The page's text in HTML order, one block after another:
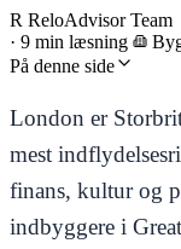
R ReloAdvisor Team
· 9 min læsning
På denne side
London er
mest
finans, kultur og
indbyggere i